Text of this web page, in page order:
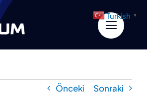
Önceki Sonraki
Turkish ▼